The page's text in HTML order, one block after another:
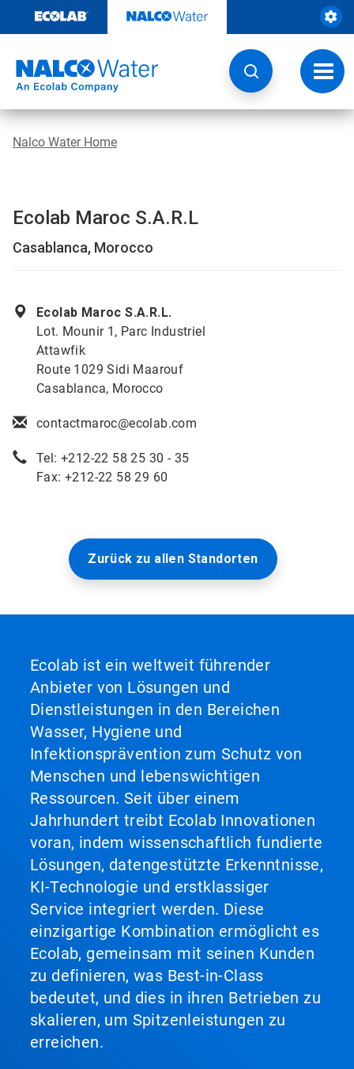
Inhalt
Nalco Water Home
Ecolab Maroc S.A.R.L
Casablanca, Morocco
Ecolab Maroc S.A.R.L.
Lot. Mounir 1, Parc Industriel
Attawfik
Route 1029 Sidi Maarouf
Casablanca, Morocco
contactmaroc@ecolab.com
Tel: +212-22 58 25 30 - 35
Fax: +212-22 58 29 60
Zurück zu allen Standorten
Ecolab ist ein weltweit führender
Anbieter von Lösungen und
Dienstleistungen in den Bereichen
Wasser, Hygiene und
Infektionsprävention zum Schutz von
Menschen und lebenswichtigen
Ressourcen. Seit über einem
Jahrhundert treibt Ecolab Innovationen
voran, indem wissenschaftlich fundierte
Lösungen, datengestützte Erkenntnisse,
KI-Technologie und erstklassiger
Service integriert werden. Diese
einzigartige Kombination ermöglicht es
Ecolab, gemeinsam mit seinen Kunden
zu definieren, was Best-in-Class
bedeutet, und dies in ihren Betrieben zu
skalieren, um Spitzenleistungen zu
erreichen.